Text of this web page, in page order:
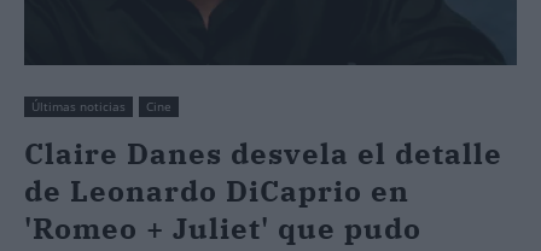
Últimas noticias Cine
Claire Danes desvela el detalle
de Leonardo DiCaprio en
'Romeo + Juliet' que pudo